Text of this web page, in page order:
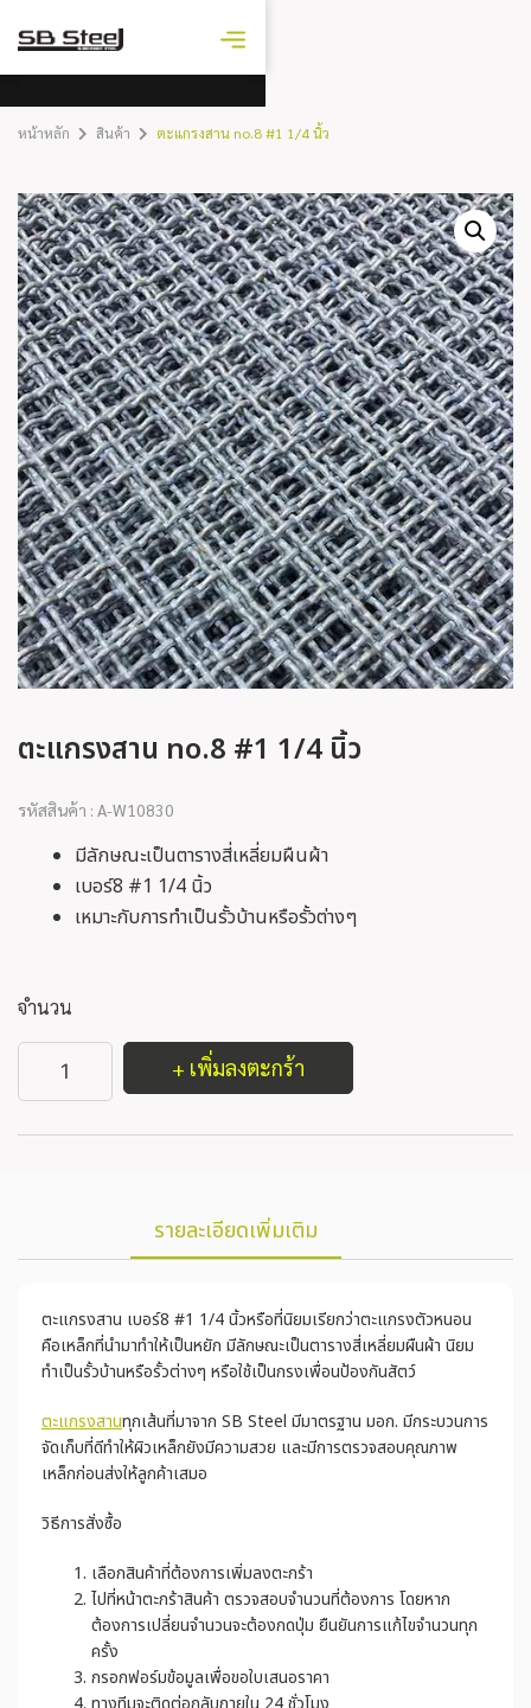
ราคาเหล็ก
หน้าหลัก สินค้า ตะแกรงสาน no.8 #1 1/4 นิ้ว
ตะแกรงสาน no.8 #1 1/4 นิ้ว
รหัสสินค้า : A-W10830
มีลักษณะเป็นตารางสี่เหลี่ยมผืนผ้า
เบอร์8 #1 1/4 นิ้ว
เหมาะกับการทำเป็นรั้วบ้านหรือรั้วต่างๆ
จำนวน
+ เพิ่มลงตะกร้า
รายละเอียดเพิ่มเติม
ตะแกรงสาน เบอร์8 #1 1/4 นิ้วหรือที่นิยมเรียกว่าตะแกรงตัวหนอน
คือเหล็กที่นำมาทำให้เป็นหยัก มีลักษณะเป็นตารางสี่เหลี่ยมผืนผ้า นิยม
ทำเป็นรั้วบ้านหรือรั้วต่างๆ หรือใช้เป็นกรงเพื่อนป้องกันสัตว์
ตะแกรงสานทุกเส้นที่มาจาก SB Steel มีมาตรฐาน มอก. มีกระบวนการ
จัดเก็บที่ดีทำให้ผิวเหล็กยังมีความสวย และมีการตรวจสอบคุณภาพ
เหล็กก่อนส่งให้ลูกค้าเสมอ
วิธีการสั่งซื้อ
เลือกสินค้าที่ต้องการเพิ่มลงตะกร้า
ไปที่หน้าตะกร้าสินค้า ตรวจสอบจำนวนที่ต้องการ โดยหาก
ต้องการเปลี่ยนจำนวนจะต้องกดปุ่ม ยืนยันการแก้ไขจำนวนทุก
ครั้ง
กรอกฟอร์มข้อมูลเพื่อขอใบเสนอราคา